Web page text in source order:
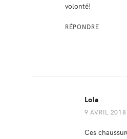
volonté!
RÉPONDRE
Lola
9 AVRIL
Ces